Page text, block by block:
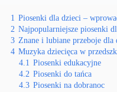
1 Piosenki dla dzieci –
2 Najpopularniejsze piosenki
3 Znane i lubiane przeboje dla
4 Muzyka dziecięca w
4.1 Piosenki edukacyjne
4.2 Piosenki do tańca
4.3 Piosenki na dobranoc